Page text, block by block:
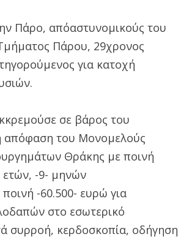
Πάρο, απόαστυνομικούς του
Πάρου, 29χρονος
για κατοχή
σε βάρος του
απόφαση του Μονομελούς
Θράκης με ποινή
ετών, -9- μηνών
-60.500- ευρώ για
στο εσωτερικό
συρροή, κερδοσκοπία, οδήγηση